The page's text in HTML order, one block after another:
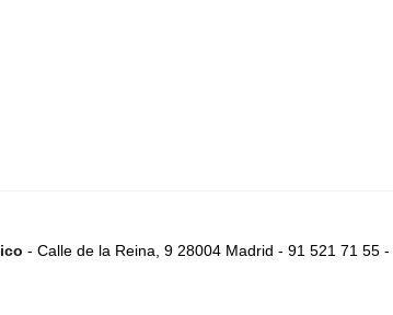
- Calle de la Reina, 9 28004 Madrid - 91 521 71 55 -